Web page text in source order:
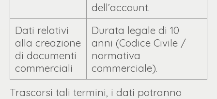
dell’account.
Dati relativi
alla creazione
di documenti
commerciali
Durata legale di 10
anni (Codice Civile /
normativa
commerciale).
Trascorsi tali termini, i dati potranno